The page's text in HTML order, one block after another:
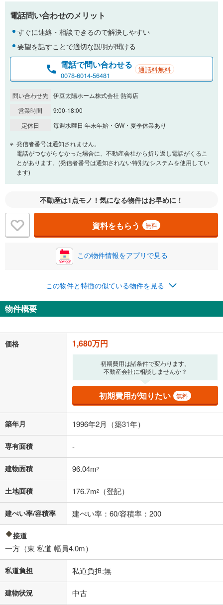
支払いの目安をシミュレーションすることができます。
金利
0.01%
一般的には最長35年まで借り入れ可能です。多くの金融機関
閉じる
頭金
0万円 1,680万円
自己資金から住宅購入にかけられる金額を入力してくださ
閉じる
ボーナス
万円
0円
ナス時の増額分（1回分）を入力してください。
閉じる
月々の返済額
「金利」については、ご利用を予定されている金融機関等にご確認の
上、ご自身での入力をお願いいたします。初期設定で自動入力されてい
る値は、実際の金融機関等における貸出金利とは何ら関係がなく、実際
の金融機関等における貸出金利を何ら保証するものではありません。返
済方法「元利均等返済」にて算出しております。入力された金利を35年
適用した場合の計算結果を表示しています。
その他月額費用や、初期費用がかかります。ご注意ください。実際にお
借り入れの際は各金融機関等に、必ずご自身でご確認をお願いいたしま
条件によってお借り入れができないことがあります。
電話問い合わせのメリット
すぐに連絡・相談できるので解決しやすい
要望を話すことで適切な説明が聞ける
電話で問い合わせる
0078-6014-56481
通話料無料
問い合わせ先 伊豆太陽ホーム株式会社 熱海店
営業時間
9:00-18:00
定休日
毎週水曜日 年末年始・GW・夏季休業あり
発信者番号は通知されません。
電話がつながらなかった場合に、不動産会社から折り返し電話がくるこ
とがあります。(発信者番号は通知されない特別なシステムを使用してい
ます)
不動産は1点モノ！気になる物件はお早めに！
資料をもらう 無料
この物件情報をアプリで見る
この物件と特徴の似ている物件を見る
物件概要
価格 1,680万円
初期費用は諸条件で変わります。
不動産会社に相談しませんか？
初期費用が知りたい 無料
築年月 1996年2月（築31年）
専有面積 -
建物面積 96.04m2
土地面積 176.7m2 （登記）
建ぺい率/容積率 建ぺい率：60/容積率：200
接道
一方（東 私道 幅員4.0m）
私道負担 私道負担:無
建物状況 中古